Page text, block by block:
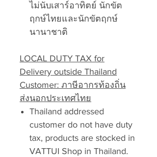
ไม่นับเสาร์อาทิตย์ นักขัต
ฤกษ์ไทยและนักขัตฤกษ์
นานาชาติ
LOCAL DUTY TAX for
Delivery outside Thailand
Customer: ภาษีอากรท้องถิ่น
ส่งนอกประเทศไทย
Thailand addressed
customer do not have duty
tax, products are stocked in
VATTUI Shop in Thailand.